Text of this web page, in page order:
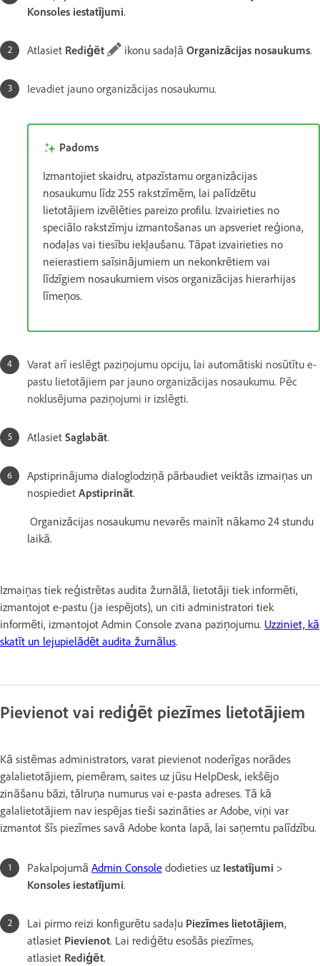
Konsoles iestatījumi.
Atlasiet Rediģēt ikonu sadaļā Organizācijas nosaukums.
Ievadiet jauno organizācijas nosaukumu.
Padoms
Izmantojiet skaidru, atpazīstamu organizācijas
nosaukumu līdz 255 rakstzīmēm, lai palīdzētu
lietotājiem izvēlēties pareizo profilu. Izvairieties no
speciālo rakstzīmju izmantošanas un apsveriet reģiona,
nodaļas vai tiesību iekļaušanu. Tāpat izvairieties no
neierastiem saīsinājumiem un nekonkrētiem vai
līdzīgiem nosaukumiem visos organizācijas hierarhijas
līmeņos.
Varat arī ieslēgt paziņojumu opciju, lai automātiski nosūtītu e-
pastu lietotājiem par jauno organizācijas nosaukumu. Pēc
noklusējuma paziņojumi ir izslēgti.
Atlasiet Saglabāt.
Apstiprinājuma dialoglodziņā pārbaudiet veiktās izmaiņas un
nospiediet Apstiprināt.
Organizācijas nosaukumu nevarēs mainīt nākamo 24 stundu
laikā.
Izmaiņas tiek reģistrētas audita žurnālā, lietotāji tiek informēti,
izmantojot e-pastu (ja iespējots), un citi administratori tiek
informēti, izmantojot Admin Console zvana paziņojumu. Uzziniet, kā
skatīt un lejupielādēt audita žurnālus.
Pievienot vai rediģēt piezīmes lietotājiem
Kā sistēmas administrators, varat pievienot noderīgas norādes
galalietotājiem, piemēram, saites uz jūsu HelpDesk, iekšējo
zināšanu bāzi, tālruņa numurus vai e-pasta adreses. Tā kā
galalietotājiem nav iespējas tieši sazināties ar Adobe, viņi var
izmantot šīs piezīmes savā Adobe konta lapā, lai saņemtu palīdzību.
Pakalpojumā Admin Console dodieties uz Iestatījumi >
Konsoles iestatījumi.
Lai pirmo reizi konfigurētu sadaļu Piezīmes lietotājiem,
atlasiet Pievienot. Lai rediģētu esošās piezīmes,
atlasiet Rediģēt.